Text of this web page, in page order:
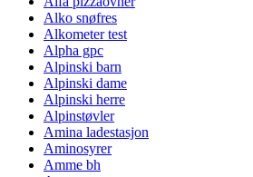
Alko snøfres
Alkometer test
Alpha gpc
Alpinski barn
Alpinski dame
Alpinski herre
Alpinstøvler
Amina ladestasjon
Aminosyrer
Amme bh